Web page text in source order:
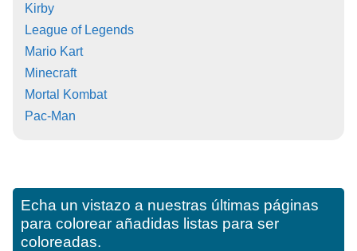
Kirby
League of Legends
Mario Kart
Minecraft
Mortal Kombat
Pac-Man
Echa un vistazo a nuestras últimas páginas
para colorear añadidas listas para ser
coloreadas.